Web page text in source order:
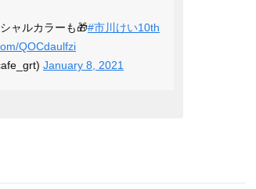
ャルカラーも🎁#市川けい10th
QOCdaulfzi
January 8, 2021